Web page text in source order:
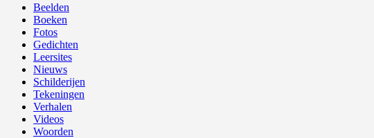
Beelden
Boeken
Fotos
Gedichten
Leersites
Nieuws
Schilderijen
Tekeningen
Verhalen
Videos
Woorden